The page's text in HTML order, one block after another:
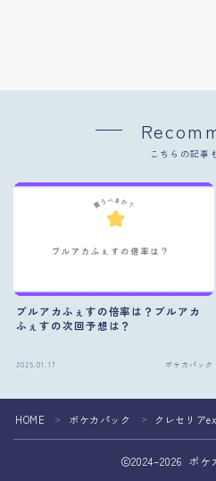
こちらの記事
ブルアカふぇすの倍率は？ブルアカ
ふぇすの次回予想は？
2025.01.17 ポケカパック
HOME ＞ ポケカパック ＞ クレセリア
2024–2026 ポケ